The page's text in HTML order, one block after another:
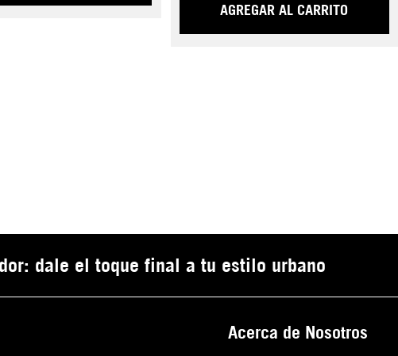
AGREGAR AL CARRITO
dale el toque final a tu estilo urbano
Acerca de Nosotros